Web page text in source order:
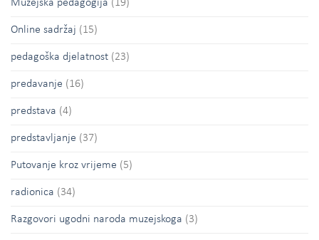
Muzejska pedagogija (19)
Online sadržaj (15)
pedagoška djelatnost (23)
predavanje (16)
predstava (4)
predstavljanje (37)
Putovanje kroz vrijeme (5)
radionica (34)
Razgovori ugodni naroda muzejskoga (3)